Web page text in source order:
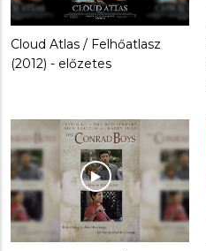
Cloud Atlas / Felhőatlasz
(2012) - előzetes